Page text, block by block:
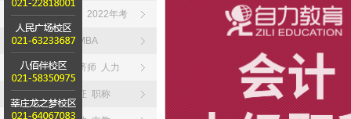
全日制专升本 2022年考
硕士研究生 MBA
职业资格 经济师 人力
会计资格 考证 职称